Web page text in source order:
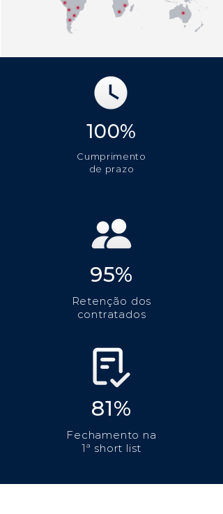
100%
Cumprimento
de prazo
95%
Retenção dos
contratados
81%
Fechamento na
1ª short list